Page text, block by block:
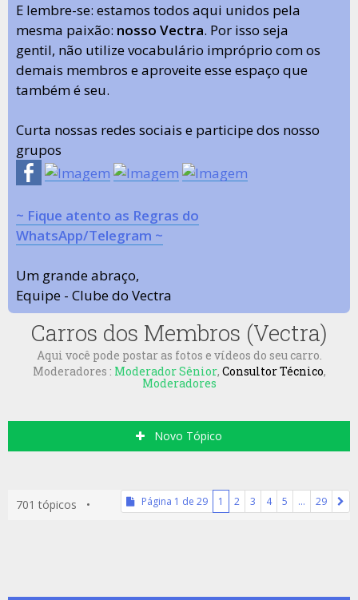
E lembre-se: estamos todos aqui unidos pela
mesma paixão: nosso Vectra. Por isso seja
gentil, não utilize vocabulário impróprio com os
demais membros e aproveite esse espaço que
também é seu.
Curta nossas redes sociais e participe dos nosso
grupos
~ Fique atento as Regras do
WhatsApp/Telegram ~
Um grande abraço,
Equipe - Clube do Vectra
Carros dos Membros (Vectra)
Aqui você pode postar as fotos e vídeos do seu carro.
Moderadores : Moderador Sênior, Consultor Técnico,
Moderadores
Novo Tópico
701 tópicos • Página 1 de 29 1 2 3 4 5 … 29